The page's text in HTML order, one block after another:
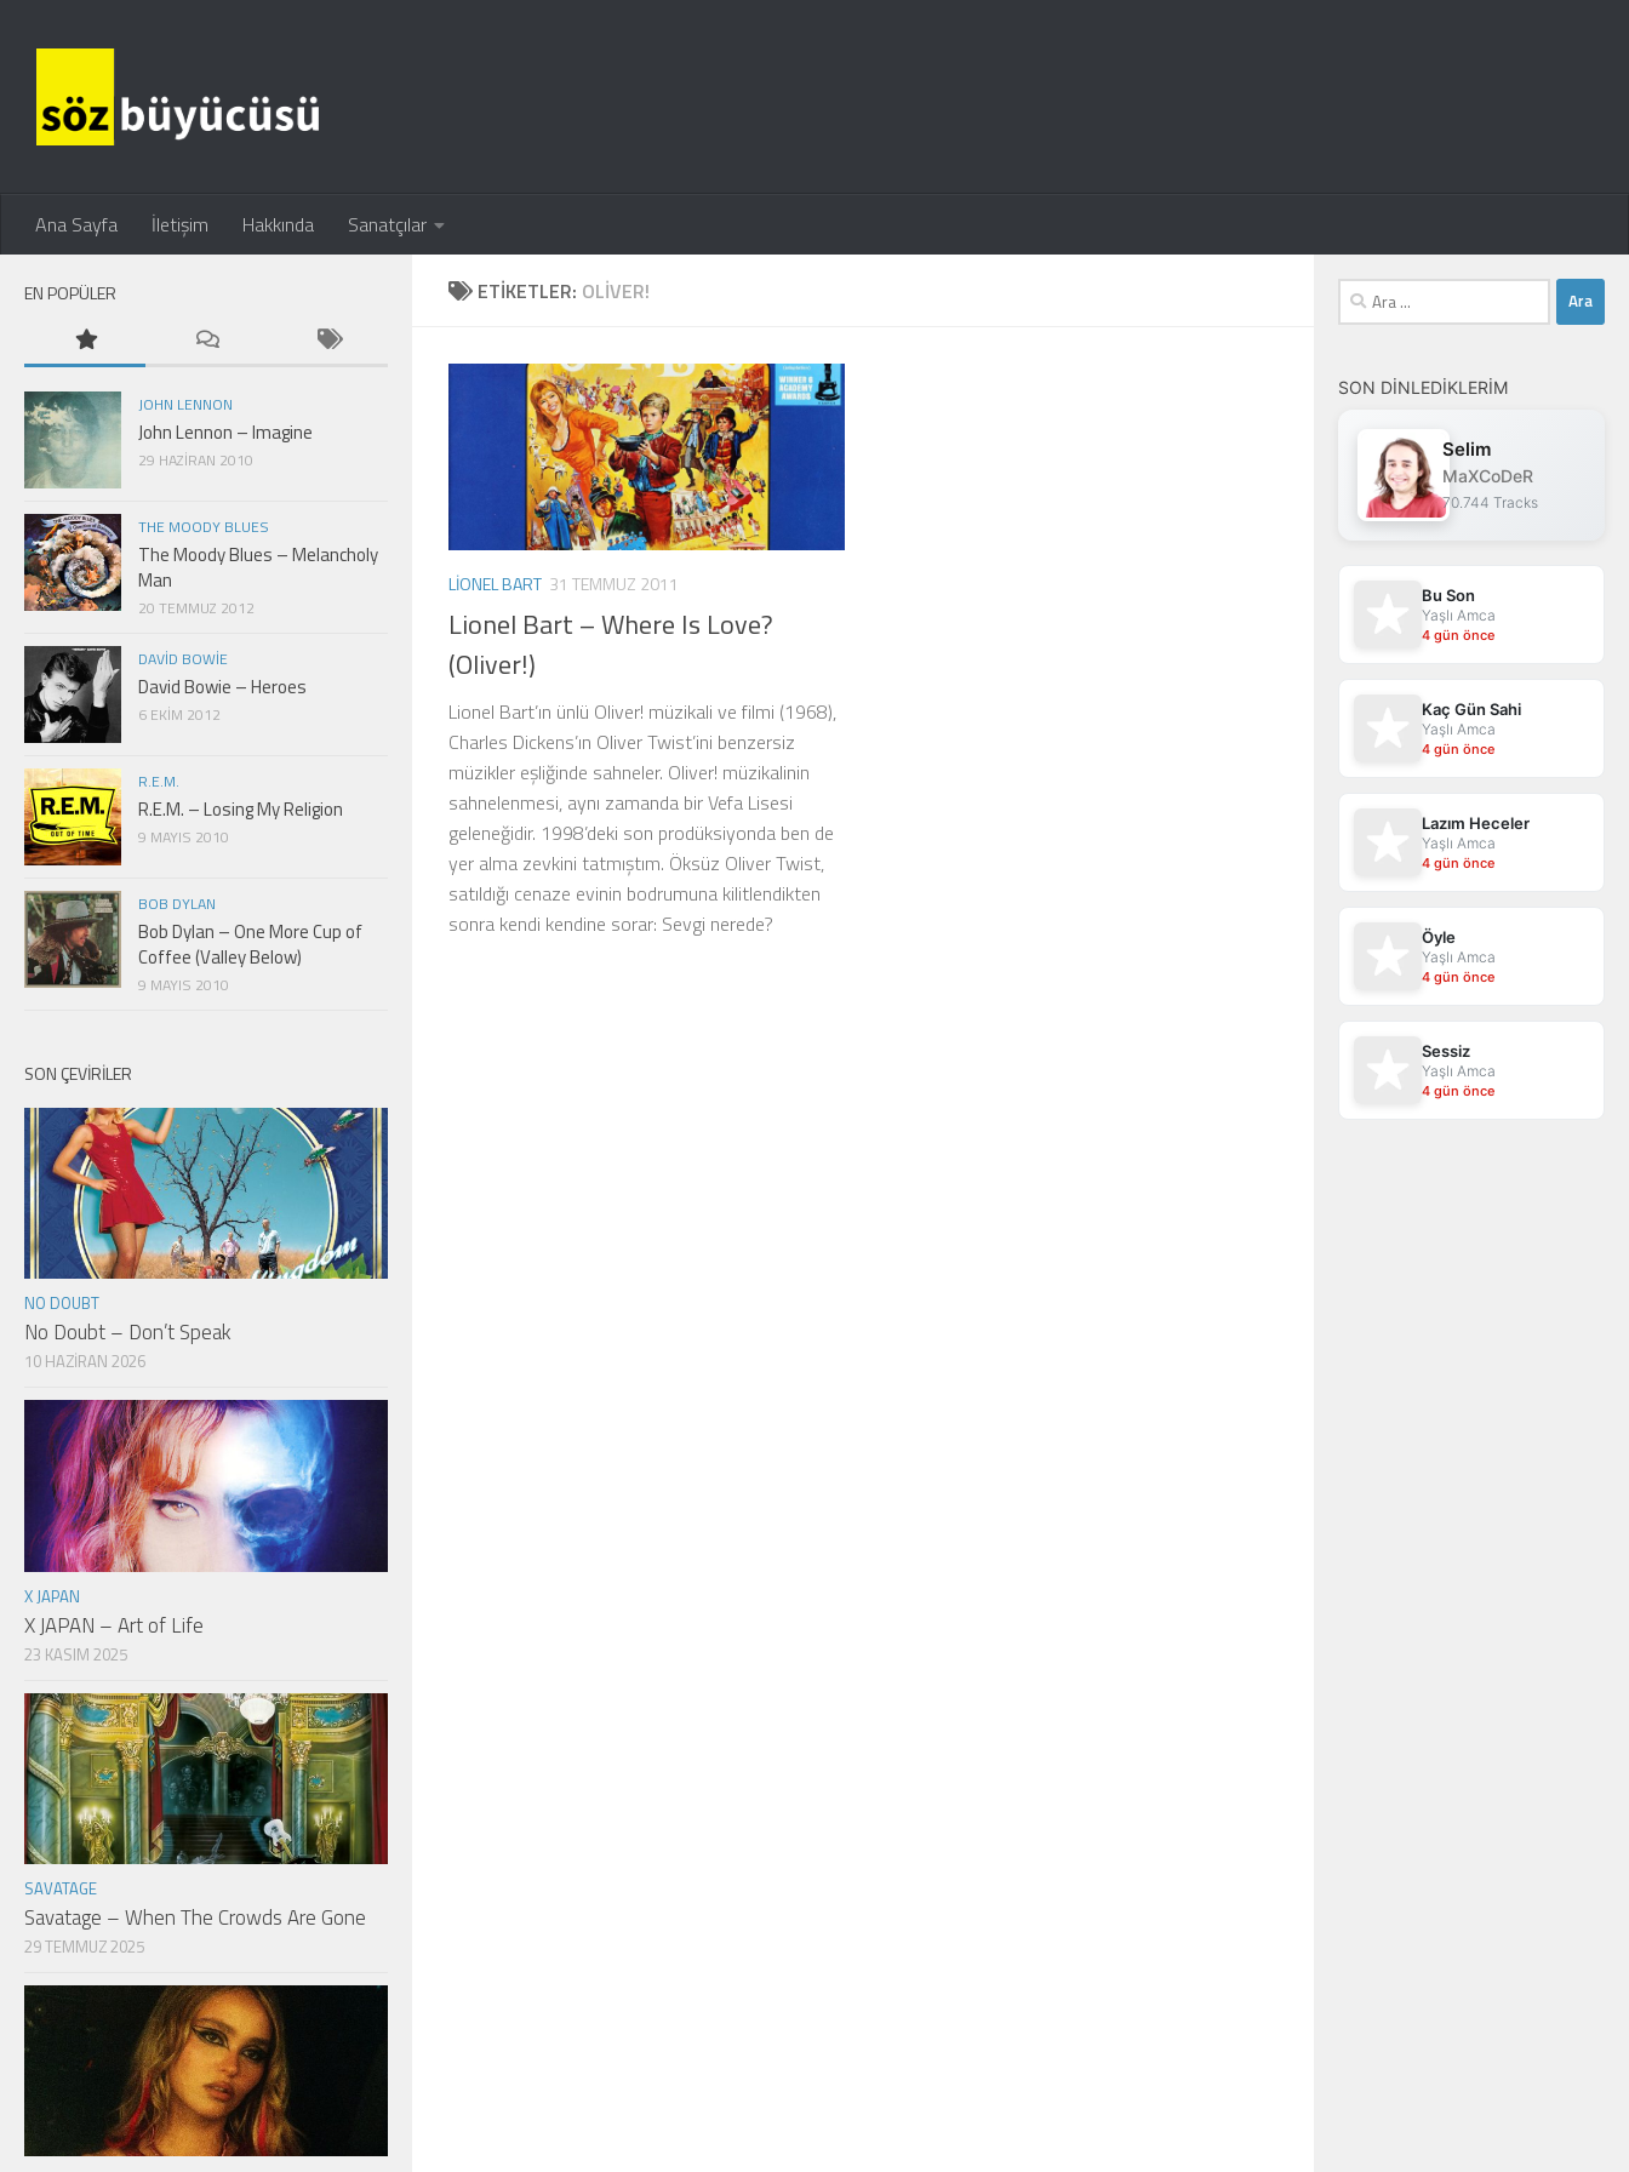
Ana Sayfa İletişim Hakkında Sanatçılar
ETIKETLER: OLIVER!
LIONEL BART 31 TEMMUZ 2011
Lionel Bart – Where Is Love?
(Oliver!)
Lionel Bart’ın ünlü Oliver! müzikali ve filmi (1968),
Charles Dickens’ın Oliver Twist’ini benzersiz
müzikler eşliğinde sahneler. Oliver! müzikalinin
sahnelenmesi, aynı zamanda bir Vefa Lisesi
geleneğidir. 1998’deki son prodüksiyonda ben de
yer alma zevkini tatmıştım. Öksüz Oliver Twist,
satıldığı cenaze evinin bodrumuna kilitlendikten
sonra kendi kendine sorar: Sevgi nerede?
EN POPÜLER
JOHN LENNON
John Lennon – Imagine
29 HAZIRAN 2010
THE MOODY BLUES
The Moody Blues – Melancholy
Man
20 TEMMUZ 2012
DAVID BOWIE
David Bowie – Heroes
6 EKIM 2012
R.E.M.
R.E.M. – Losing My Religion
9 MAYIS 2010
BOB DYLAN
Bob Dylan – One More Cup of
Coffee (Valley Below)
9 MAYIS 2010
SON ÇEVIRILER
NO DOUBT
No Doubt – Don’t Speak
10 HAZIRAN 2026
X JAPAN
X JAPAN – Art of Life
23 KASIM 2025
SAVATAGE
Savatage – When The Crowds Are Gone
29 TEMMUZ 2025
Arama:
SON DINLEDIKLERIM
Selim
MaXCoDeR
70.744 Tracks
Bu Son
Yaşlı Amca
4 gün önce
Kaç Gün Sahi
Yaşlı Amca
4 gün önce
Lazım Heceler
Yaşlı Amca
4 gün önce
Öyle
Yaşlı Amca
4 gün önce
Sessiz
Yaşlı Amca
4 gün önce